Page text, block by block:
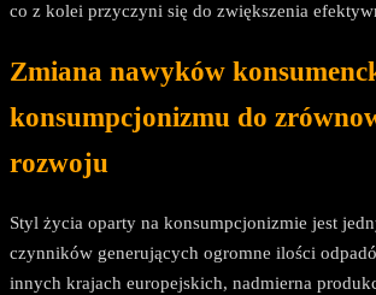
co z kolei przyczyni się do zwiększenia
Zmiana nawyków
konsumpcjonizmu do
rozwoju
Styl życia oparty na konsumpcjonizmie jest
czynników generujących ogromne ilości
innych krajach europejskich, nadmierna